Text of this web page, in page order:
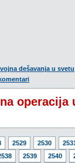
dešavanja u svetu
operacija
2529 2530
2539 2540